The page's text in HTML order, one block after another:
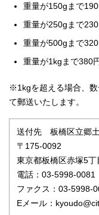
重量が150gまで190
重量が250gまで230
重量が500gまで320
重量が1kgまで380
※1kgを超える場合、
て郵送いたします。
送付先 板橋区立郷
〒175-0092
東京都板橋区赤塚5
電話：03-5998-0081
ファクス：03-5998-
Eメール：